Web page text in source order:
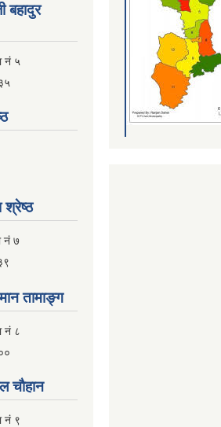
बहादुर
नं ५
श्रेष्ठ
नं ७
तामाङ्ग
नं ८
चाैहान
नं ९